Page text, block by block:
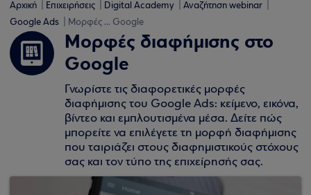
Αρχική Επιχειρήσεις Digital Academy
Αναζήτηση webinar
Google Ads
Μορφές ... Google
Μορφές διαφήμισης στο
Google
Γνωρίστε τις διαφορετικές μορφές
διαφήμισης του Google Ads: κείμενο, εικόνα,
βίντεο και εμπλουτισμένα μέσα. Δείτε πώς
μπορείτε να επιλέγετε τη μορφή διαφήμισης
που ταιριάζει στους διαφημιστικούς στόχους
σας και τον τύπο της επιχείρησής σας.